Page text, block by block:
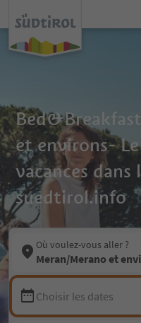
et environs-
vacances dans
suedtirol.info
Où voulez-vous aller ?
Meran/Merano et
Choisir les dates